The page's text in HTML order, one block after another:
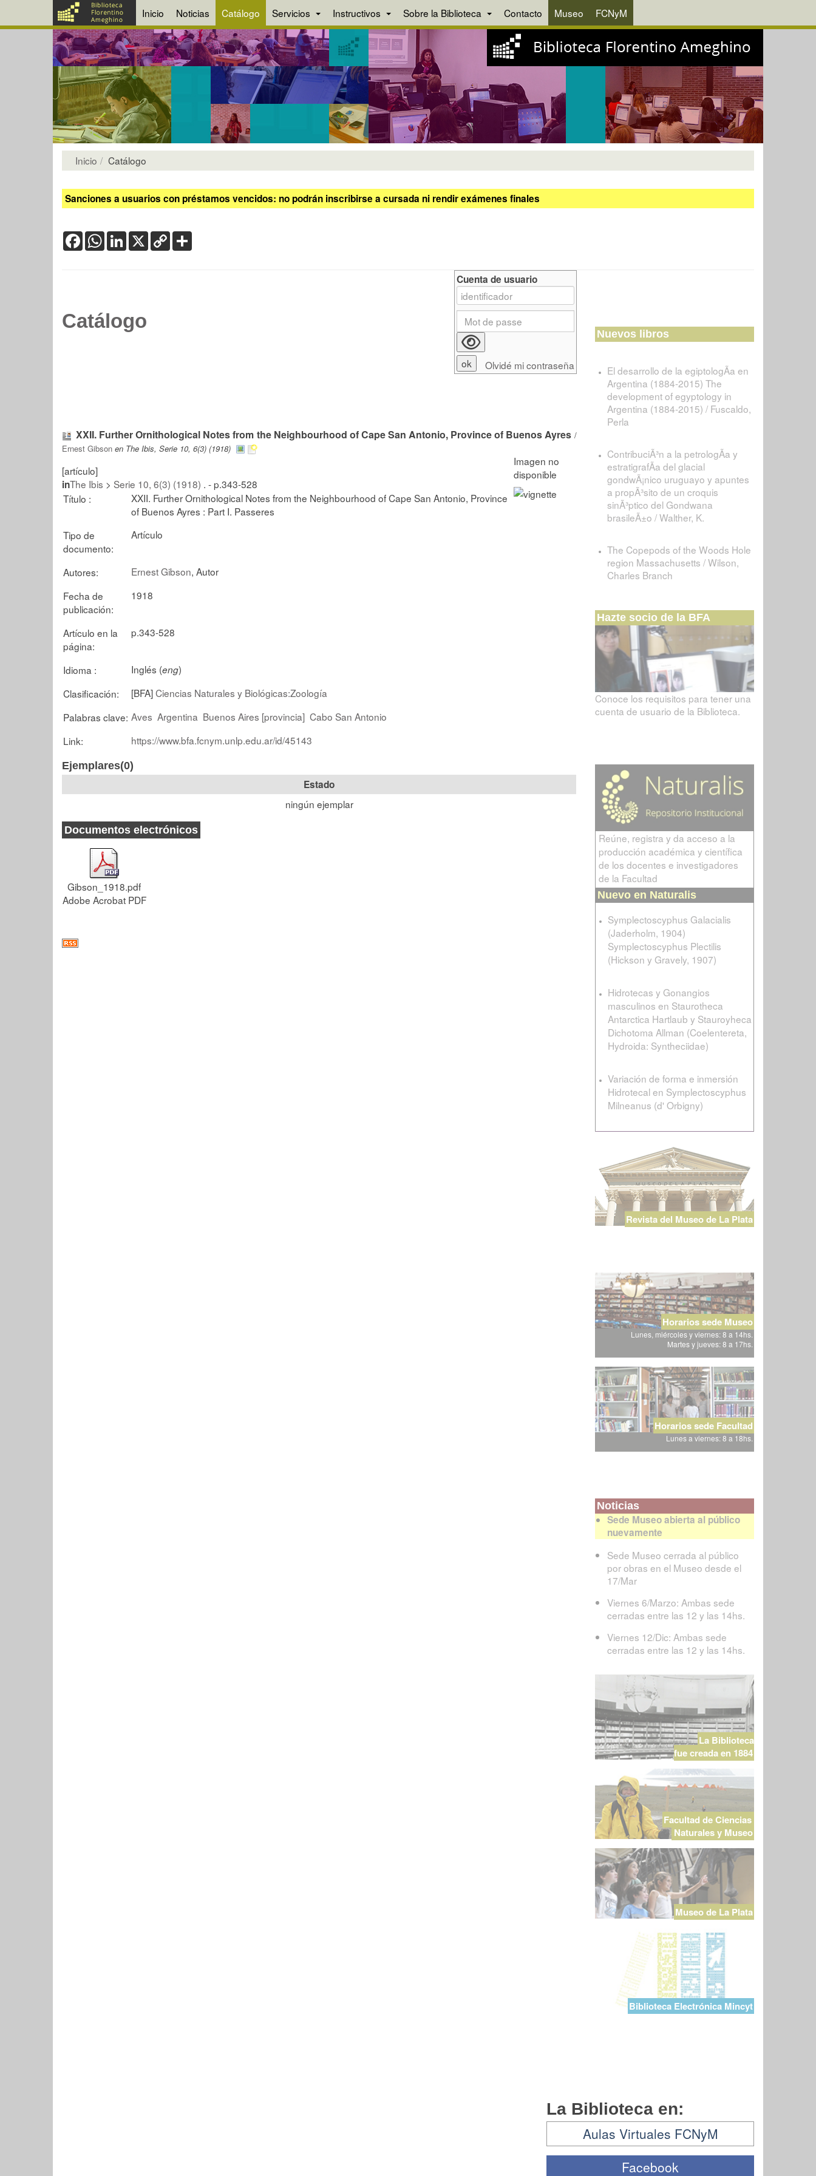
Inicio Noticias Catálogo Servicios Instructivos Sobre la Biblioteca Contacto Museo FCNyM
Inicio Catálogo
Sanciones a usuarios con préstamos vencidos: no podrán inscribirse a cursada ni rendir exámenes finales
FacebookWhatsApp
LinkedIn
X Copy
Link
Catálogo
XXII. Further Ornithological Notes from the Neighbourhood of Cape San Antonio, Province of Buenos Ayres /
Ernest Gibson en The Ibis, Serie 10, 6(3) (1918)
[artículo]
inThe Ibis > Serie 10, 6(3) (1918) . - p.343-528
Título :
XXII. Further Ornithological Notes from the Neighbourhood of Cape San Antonio, Province
of Buenos Ayres : Part I. Passeres
Tipo de
documento:
Artículo
Autores: Ernest Gibson, Autor
Fecha de
publicación:
1918
Artículo en la
página:
p.343-528
Idioma : Inglés (eng)
Clasificación:
[BFA]Ciencias Naturales y Biológicas:Zoología
Palabras clave: Aves Argentina Buenos Aires [provincia] Cabo San Antonio
Link:
https://www.bfa.fcnym.unlp.edu.ar/id/45143
Ejemplares(0)
Estado
ningún ejemplar
Documentos electrónicos
Gibson_1918.pdf
Adobe Acrobat PDF
Cuenta de usuario
Olvidé mi contraseña
Nuevos libros
El desarrollo de la egiptologÃ­a en
Argentina (1884-2015) The
development of egyptology in
Argentina (1884-2015) / Fuscaldo,
Perla
ContribuciÃ³n a la petrologÃ­a y
estratigrafÃ­a del glacial
gondwÃ¡nico uruguayo y apuntes
a propÃ³sito de un croquis
sinÃ³ptico del Gondwana
brasileÃ±o / Walther, K.
The Copepods of the Woods Hole
region Massachusetts / Wilson,
Charles Branch
Hazte socio de la BFA
Conoce los requisitos para tener una
cuenta de usuario de la Biblioteca.
Reúne, registra y da acceso a la
producción académica y científica
de los docentes e investigadores
de la Facultad
Nuevo en Naturalis
Symplectoscyphus Galacialis
(Jaderholm, 1904)
Symplectoscyphus Plectilis
(Hickson y Gravely, 1907)
Hidrotecas y Gonangios
masculinos en Staurotheca
Antarctica Hartlaub y Stauroyheca
Dichotoma Allman (Coelentereta,
Hydroida: Syntheciidae)
Variación de forma e inmersión
Hidrotecal en Symplectoscyphus
Milneanus (d' Orbigny)
Revista del Museo de La Plata
Horarios sede Museo
Lunes, miércoles y viernes: 8 a 14hs.
Martes y jueves: 8 a 17hs.
Horarios sede Facultad
Lunes a viernes: 8 a 18hs.
Noticias
Sede Museo abierta al público
nuevamente
Sede Museo cerrada al público
por obras en el Museo desde el
17/Mar
Viernes 6/Marzo: Ambas sede
cerradas entre las 12 y las 14hs.
Viernes 12/Dic: Ambas sede
cerradas entre las 12 y las 14hs.
La Biblioteca
fue creada en 1884
Facultad de Ciencias
Naturales y Museo
Museo de La Plata
Biblioteca Electrónica Mincyt
La Biblioteca en:
Aulas Virtuales FCNyM
Facebook